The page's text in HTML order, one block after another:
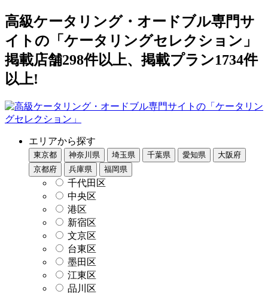
高級ケータリング・オードブル専門サ
イトの「ケータリングセレクション」
掲載店舗298件以上、掲載プラン1734件
以上!
エリアから探す
東京都 神奈川県 埼玉県 千葉県 愛知県
大阪府
京都府
兵庫県 福岡県
千代田区
中央区
港区
新宿区
文京区
台東区
墨田区
江東区
品川区